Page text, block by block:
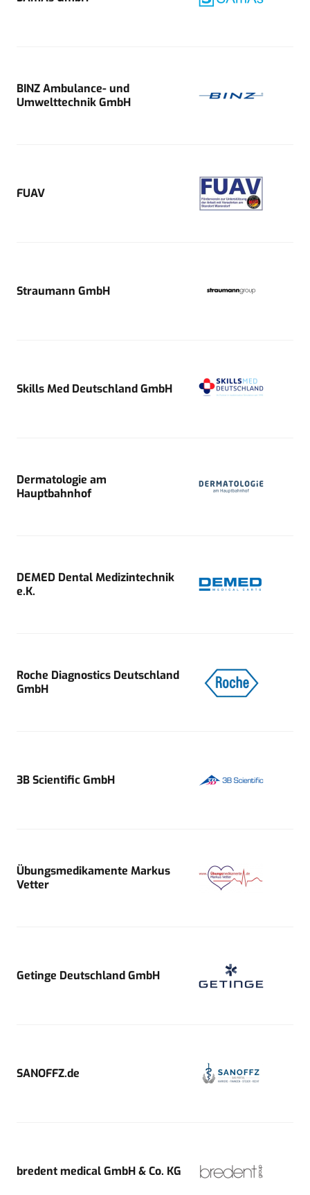
BINZ Ambulance- und
Umwelttechnik GmbH
FUAV
Straumann GmbH
Skills Med Deutschland GmbH
Dermatologie am
Hauptbahnhof
DEMED Dental Medizintechnik
e.K.
Roche Diagnostics Deutschland
GmbH
3B Scientific GmbH
Übungsmedikamente Markus
Vetter
Getinge Deutschland GmbH
SANOFFZ.de
bredent medical GmbH & Co. KG